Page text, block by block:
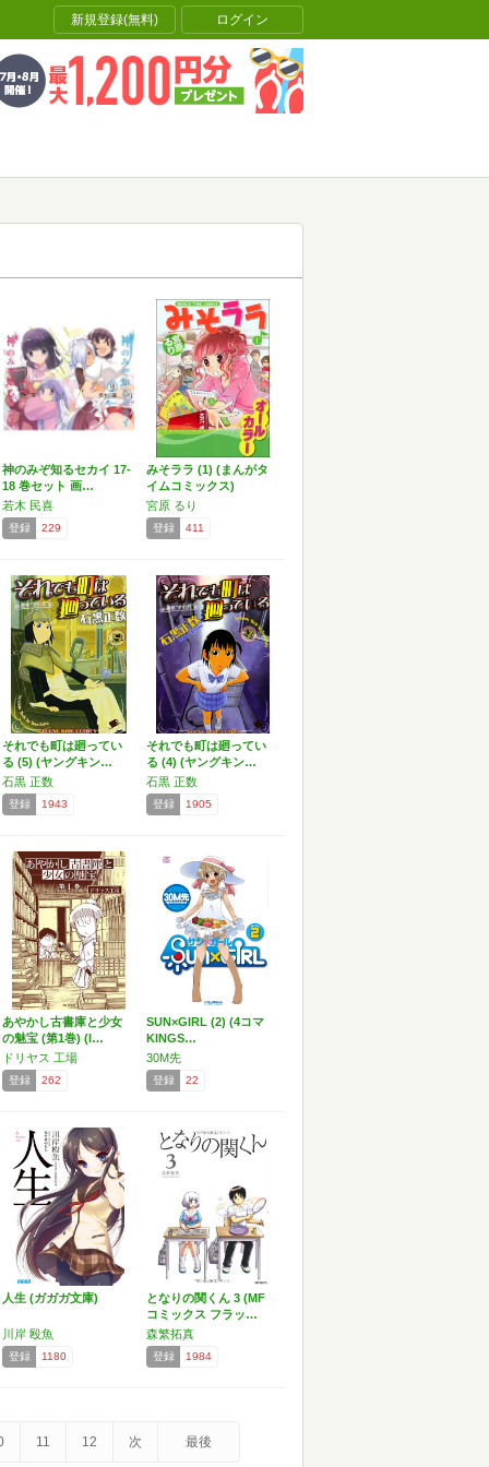
新規登録(無料) ログイン
神のみぞ知るセカイ 17-
18 巻セット 画…
若木 民喜
登録 229
みそララ (1) (まんがタ
イムコミックス)
宮原 るり
登録 411
それでも町は廻ってい
る (5) (ヤングキン…
石黒 正数
登録 1943
それでも町は廻ってい
る (4) (ヤングキン…
石黒 正数
登録 1905
あやかし古書庫と少女
の魅宝 (第1巻) (I…
ドリヤス 工場
登録 262
SUN×GIRL (2) (4コマ
KINGS…
30M先
登録 22
人生 (ガガガ文庫)
川岸 殴魚
登録 1180
となりの関くん 3 (MF
コミックス フラッ…
森繁拓真
登録 1984
11 12 次 最後